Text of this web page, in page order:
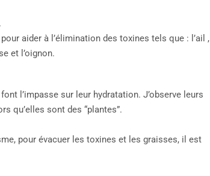
aider à l’élimination des toxines tels que : l’ail ,
et l’oignon.
l’impasse sur leur hydratation. J’observe leurs
qu’elles sont des “plantes”.
pour évacuer les toxines et les graisses, il est